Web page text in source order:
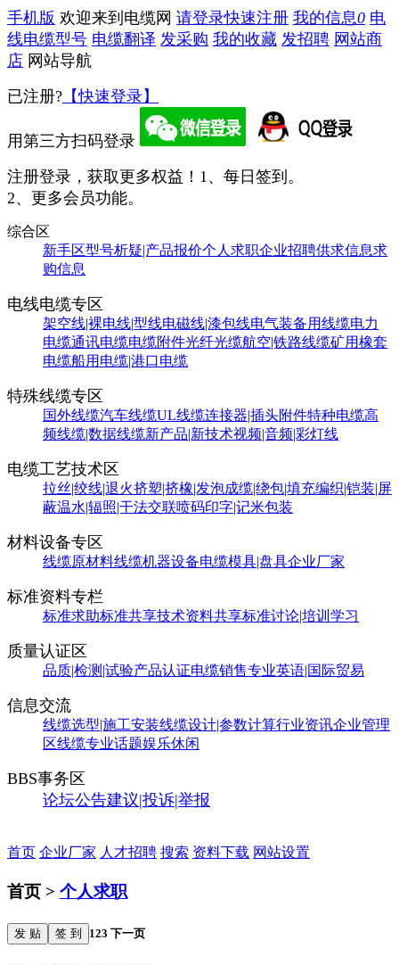
手机版 欢迎来到电缆网 请登录快速注册 我的信息0 电
线电缆型号 电缆翻译 发采购 我的收藏 发招聘 网站商
店 网站导航
已注册? 【快速登录】
用第三方扫码登录
注册登录，获取更多权益！ 1、每日签到。
2、更多会员功能。
综合区
新手区型号析疑|产品报价个人求职企业招聘供求信息求
购信息
电线电缆专区
架空线|裸电线|型线电磁线|漆包线电气装备用线缆电力
电缆通讯电缆电缆附件光纤光缆航空|铁路线缆矿用橡套
电缆船用电缆|港口电缆
特殊线缆专区
国外线缆汽车线缆UL线缆连接器|插头附件特种电缆高
频线缆|数据线缆新产品|新技术视频|音频|彩灯线
电缆工艺技术区
拉丝|绞线|退火挤塑|挤橡|发泡成缆|绕包|填充编织|铠装|屏
蔽温水|辐照|干法交联喷码印字|记米包装
材料设备专区
线缆原材料线缆机器设备电缆模具|盘具企业厂家
标准资料专栏
标准求助标准共享技术资料共享标准讨论|培训学习
质量认证区
品质|检测|试验产品认证电缆销售专业英语|国际贸易
信息交流
线缆选型|施工安装线缆设计|参数计算行业资讯企业管理
区线缆专业话题娱乐休闲
BBS事务区
论坛公告建议|投诉|举报
首页 企业厂家 人才招聘 搜索 资料下载 网站设置
首页 > 个人求职
发 贴 签 到 123 下一页